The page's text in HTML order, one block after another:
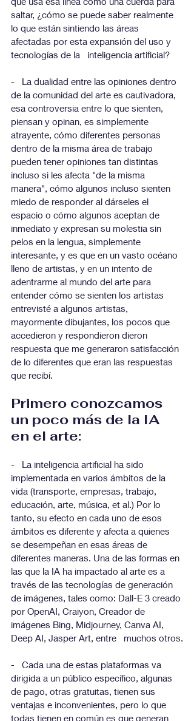
saltar, ¿cómo se puede saber realmente
lo que están sintiendo las áreas
afectadas por esta expansión del uso y
tecnologías de la   inteligencia artificial?
-   La dualidad entre las opiniones dentro
de la comunidad del arte es cautivadora,
esa controversia entre lo que sienten,
piensan y opinan, es simplemente
atrayente, cómo diferentes personas
dentro de la misma área de trabajo
pueden tener opiniones tan distintas
incluso si les afecta "de la misma
manera", cómo algunos incluso sienten
miedo de responder al dárseles el
espacio o cómo algunos aceptan de
inmediato y expresan su molestia sin
pelos en la lengua, simplemente
interesante, y es que en un vasto océano
lleno de artistas, y en un intento de
adentrarme al mundo del arte para
entender cómo se sienten los artistas
entrevisté a algunos artistas,
mayormente dibujantes, los pocos que
accedieron y respondieron dieron
respuesta que me generaron satisfacción
de lo diferentes que eran las respuestas
que recibí.
Primero conozcamos
un poco más de la IA
en el arte:
-   La inteligencia artificial ha sido
implementada en varios ámbitos de la
vida (transporte, empresas, trabajo,
educación, arte, música, et al.) Por lo
tanto, su efecto en cada uno de esos
ámbitos es diferente y afecta a quienes
se desempeñan en esas áreas de
diferentes maneras. Una de las formas en
las que la IA ha impactado al arte es a
través de las tecnologías de generación
de imágenes, tales como: Dall-E 3 creado
por OpenAI, Craiyon, Creador de
imágenes Bing, Midjourney, Canva AI,
Deep AI, Jasper Art, entre   muchos otros.
-   Cada una de estas plataformas va
dirigida a un público específico, algunas
de pago, otras gratuitas, tienen sus
ventajas e inconvenientes, pero lo que
todas tienen en común es que generan